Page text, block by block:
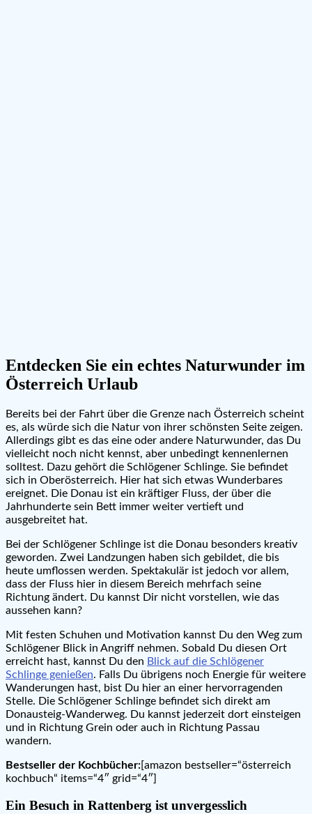
Entdecken Sie ein echtes Naturwunder im
Österreich Urlaub
Bereits bei der Fahrt über die Grenze nach Österreich scheint
es, als würde sich die Natur von ihrer schönsten Seite zeigen.
Allerdings gibt es das eine oder andere Naturwunder, das Du
vielleicht noch nicht kennst, aber unbedingt kennenlernen
solltest. Dazu gehört die Schlögener Schlinge. Sie befindet
sich in Oberösterreich. Hier hat sich etwas Wunderbares
ereignet. Die Donau ist ein kräftiger Fluss, der über die
Jahrhunderte sein Bett immer weiter vertieft und
ausgebreitet hat.
Bei der Schlögener Schlinge ist die Donau besonders kreativ
geworden. Zwei Landzungen haben sich gebildet, die bis
heute umflossen werden. Spektakulär ist jedoch vor allem,
dass der Fluss hier in diesem Bereich mehrfach seine
Richtung ändert. Du kannst Dir nicht vorstellen, wie das
aussehen kann?
Mit festen Schuhen und Motivation kannst Du den Weg zum
Schlögener Blick in Angriff nehmen. Sobald Du diesen Ort
erreicht hast, kannst Du den Blick auf die Schlögener
Schlinge genießen. Falls Du übrigens noch Energie für weitere
Wanderungen hast, bist Du hier an einer hervorragenden
Stelle. Die Schlögener Schlinge befindet sich direkt am
Donausteig-Wanderweg. Du kannst jederzeit dort einsteigen
und in Richtung Grein oder auch in Richtung Passau
wandern.
Bestseller der Kochbücher:[amazon bestseller=“österreich
kochbuch“ items=“4″ grid=“4″]
Ein Besuch in Rattenberg ist unvergesslich